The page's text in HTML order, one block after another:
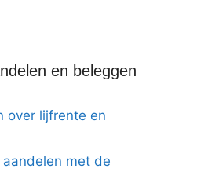
en beleggen
over lijfrente en
met de